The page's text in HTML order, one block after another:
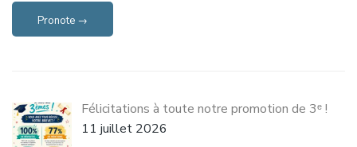
Pronote →
Félicitations à toute notre promotion de 3ᵉ !
11 juillet 2026